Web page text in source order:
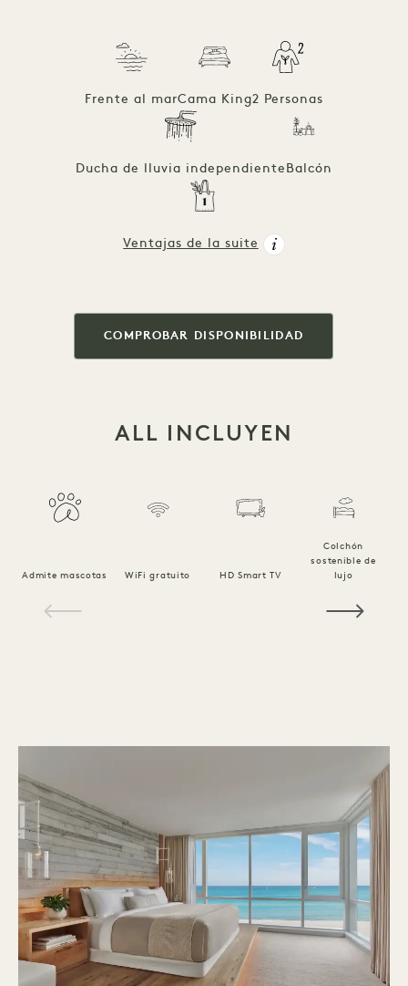
Frente al marCama King2 Personas
Ducha de lluvia independiente Balcón
Ventajas de la suite
COMPROBAR DISPONIBILIDAD
ALL INCLUYEN
Admite mascotas WiFi gratuito HD Smart TV
Colchón
sostenible de
lujo